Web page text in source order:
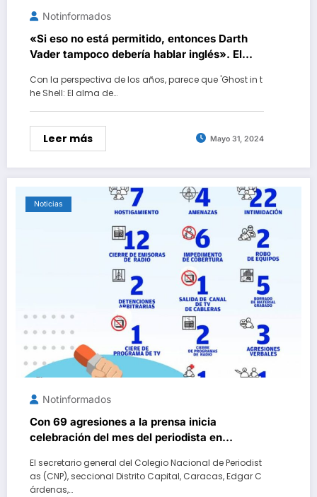
Notinformados
«Si eso no está permitido, entonces Darth
Vader tampoco debería hablar inglés». El
Scarlett Johansson fue una buena elección
para protagonizar el remake
Con la perspectiva de los años, parece que 'Ghost in t
he Shell: El alma de…
Leer más Mayo 31, 2024
Noticias
Notinformados
Con 69 agresiones a la prensa inicia
celebración del mes del periodista en
El secretario general del Colegio Nacional de Periodist
as (CNP), seccional Distrito Capital, Caracas, Edgar C
árdenas,…